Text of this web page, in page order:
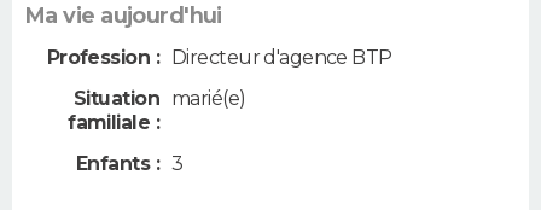
Ma vie aujourd'hui
Profession : Directeur d'agence BTP
Situation
familiale :
marié(e)
Enfants : 3